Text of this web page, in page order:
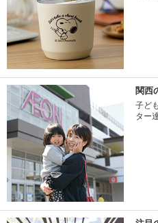
関西
子ど
ター